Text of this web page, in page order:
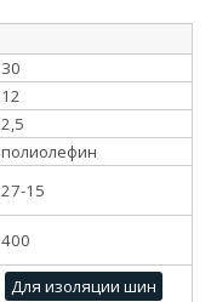
30
12
2,5
полиолефин
27-15
400
Для изоляции шин